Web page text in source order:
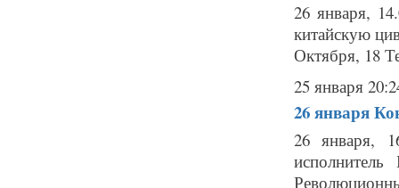
26 января,
китайскую
Октября, 18
25 января
26 января
26 января,